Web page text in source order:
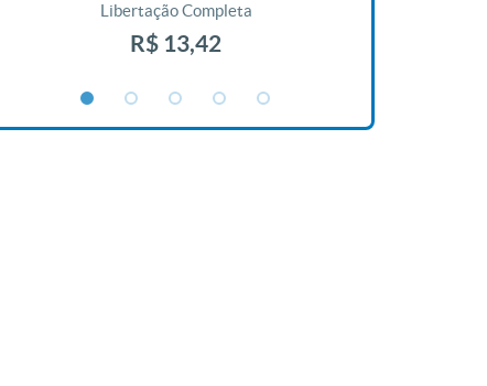
Libertação Completa
R$ 13,42